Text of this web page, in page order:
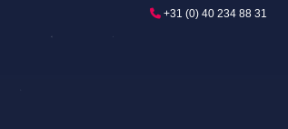
+31 (0) 40 234 88 31